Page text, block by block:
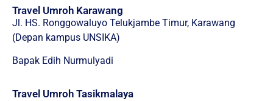
Travel Umroh Karawang
Jl. HS. Ronggowaluyo Telukjambe Timur, Karawang
(Depan kampus UNSIKA)
Bapak Edih Nurmulyadi
Travel Umroh Tasikmalaya